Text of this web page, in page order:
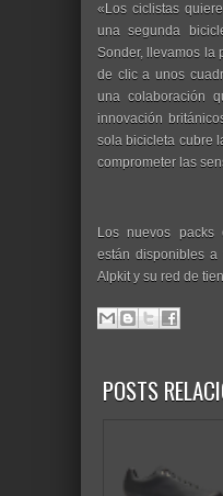
«Los ciclistas
una segunda
Sonder, llevamos la
de clic a unos
una colaboración
innovación
sola bicicleta cubre
comprometer las
Los nuevos packs
están disponibles
Alpkit y su red de
POSTS